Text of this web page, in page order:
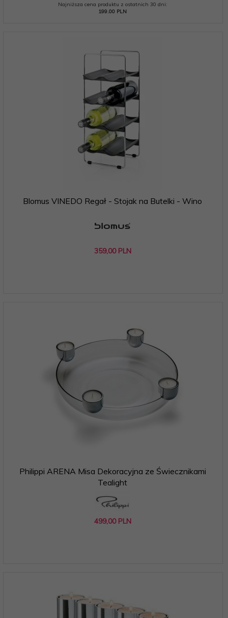
Najniższa cena produktu z ostatnich 30 dni:
199.00 PLN
Blomus VINEDO Regał - Stojak na Butelki - Wino
359,00 PLN
Philippi ARENA Misa Dekoracyjna ze Świecznikami
Tealight
499,00 PLN